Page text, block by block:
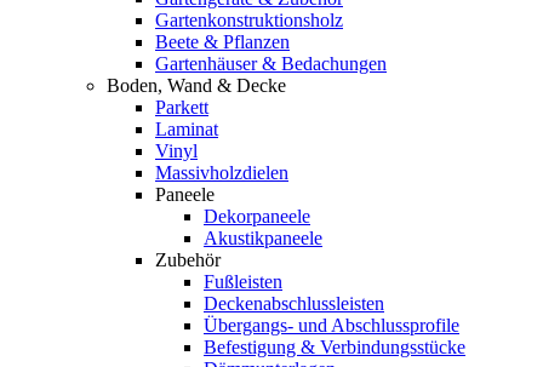
Gartenkonstruktionsholz
Beete & Pflanzen
Gartenhäuser & Bedachungen
Boden, Wand & Decke
Parkett
Laminat
Vinyl
Massivholzdielen
Paneele
Dekorpaneele
Akustikpaneele
Zubehör
Fußleisten
Deckenabschlussleisten
Übergangs- und Abschlussprofile
Befestigung & Verbindungsstücke